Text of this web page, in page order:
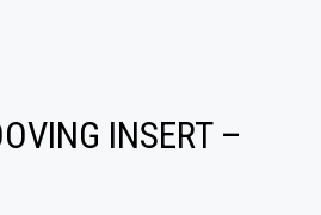
INSERT –